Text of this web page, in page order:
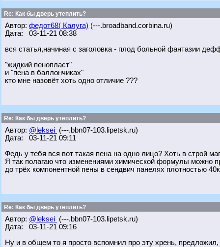
Re: Как бы дверь утеплить?
Автор: федот68( Калуга) (---.broadband.corbina.ru)
Дата: 03-11-21 08:38
вся статья,начиная с заголовка - плод больной фантазии
"жидкий пенопласт"
и "пена в баллончиках"
кто мне назовёт хоть одно отличие ???
Re: Как бы дверь утеплить?
Автор: @leksei (---.bbn07-103.lipetsk.ru)
Дата: 03-11-21 09:11
Федь у тебя вся вот такая пена на одно лицо? Хоть в строй
Я так полагаю что изменениями химической формулы можно
до трёх компонентной пены в сендвич панелях плотностью
Re: Как бы дверь утеплить?
Автор: @leksei (---.bbn07-103.lipetsk.ru)
Дата: 03-11-21 09:16
Ну и в общем то я просто вспомнил про эту хрень,